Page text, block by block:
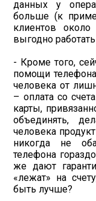
данных у
больше (к
клиентов
выгодно
- Кроме того,
помощи телефона
человека от
– оплата со
карты,
объединять,
человека
никогда не
телефона
же дают
«лежат» на
быть лучше?